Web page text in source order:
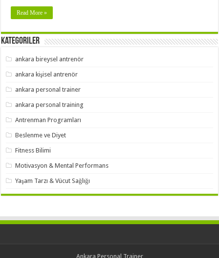
Read More »
Kategoriler
ankara bireysel antrenör
ankara kişisel antrenör
ankara personal trainer
ankara personal training
Antrenman Programları
Beslenme ve Diyet
Fitness Bilimi
Motivasyon & Mental Performans
Yaşam Tarzı & Vücut Sağlığı
Ankara Personal Trainer